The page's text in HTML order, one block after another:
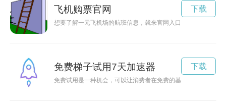
飞机购票官网
想要了解一元飞机场的航班信息，就来官网入口查询吧，简单快
下载
免费梯子试用7天加速器
免费试用是一种机会，可以让消费者在免费的基础上体验产品
下载